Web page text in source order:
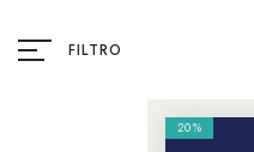
FILTRO
20%